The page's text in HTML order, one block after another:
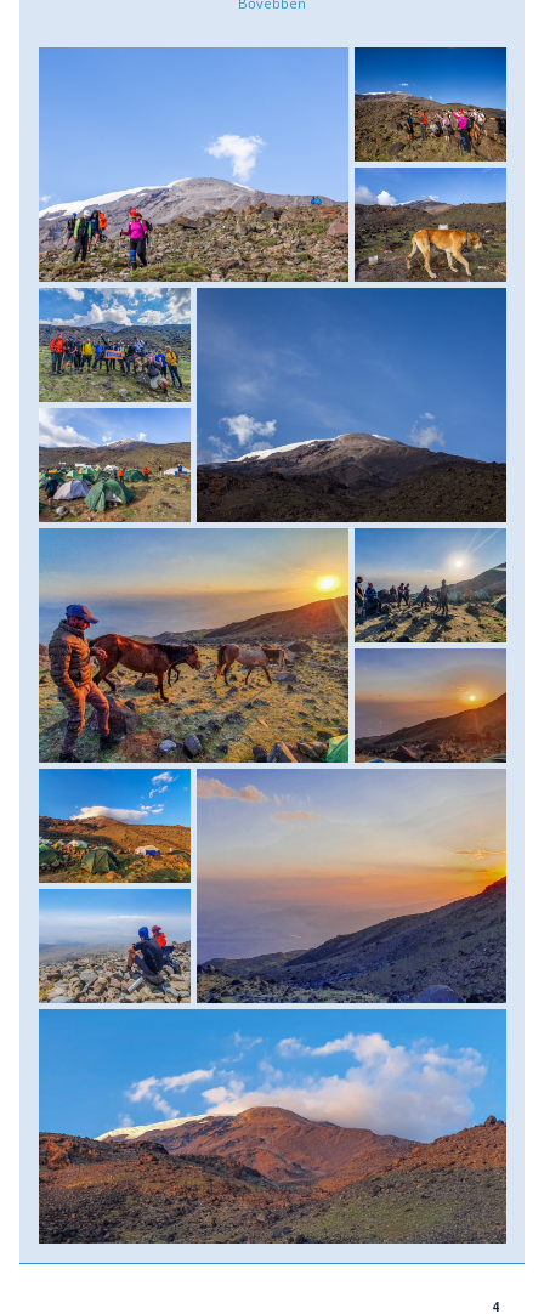
egy gyönyörű sziklapárkányon találjuk magunkat. Itt
ittlétünk után visszaereszkedünk az 1-es táborba, kicsivel
3000 méter fölé. Erőt adó vacsoránk után átbeszéljük az
eddigi tapasztalatokat és korán álomra hajtjuk fejünket.
Menetidő: 4-5 óra, szint: 700 méter fel/le. Szállás: 2
személyes, magashegyi sátrakban. Ellátás: reggeli, ebéd,
4